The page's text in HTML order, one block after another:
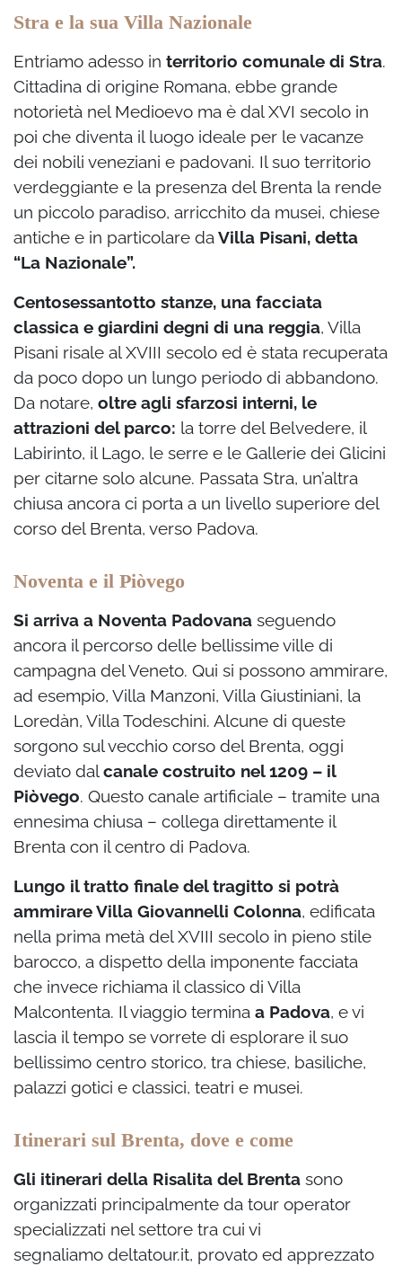
Stra e la sua Villa Nazionale
Entriamo adesso in territorio comunale di Stra.
Cittadina di origine Romana, ebbe grande
notorietà nel Medioevo ma è dal XVI secolo in
poi che diventa il luogo ideale per le vacanze
dei nobili veneziani e padovani. Il suo territorio
verdeggiante e la presenza del Brenta la rende
un piccolo paradiso, arricchito da musei, chiese
antiche e in particolare da Villa Pisani, detta
“La Nazionale”.
Centosessantotto stanze, una facciata
classica e giardini degni di una reggia, Villa
Pisani risale al XVIII secolo ed è stata recuperata
da poco dopo un lungo periodo di abbandono.
Da notare, oltre agli sfarzosi interni, le
attrazioni del parco: la torre del Belvedere, il
Labirinto, il Lago, le serre e le Gallerie dei Glicini
per citarne solo alcune. Passata Stra, un’altra
chiusa ancora ci porta a un livello superiore del
corso del Brenta, verso Padova.
Noventa e il Piòvego
Si arriva a Noventa Padovana seguendo
ancora il percorso delle bellissime ville di
campagna del Veneto. Qui si possono ammirare,
ad esempio, Villa Manzoni, Villa Giustiniani, la
Loredàn, Villa Todeschini. Alcune di queste
sorgono sul vecchio corso del Brenta, oggi
deviato dalcanale costruito nel 1209 – il
Piòvego. Questo canale artificiale – tramite una
ennesima chiusa – collega direttamente il
Brenta con il centro di Padova.
Lungo il tratto finale del tragitto si potrà
ammirare Villa Giovannelli Colonna, edificata
nella prima metà del XVIII secolo in pieno stile
barocco, a dispetto della imponente facciata
che invece richiama il classico di Villa
Malcontenta. Il viaggio termina a Padova, e vi
lascia il tempo se vorrete di esplorare il suo
bellissimo centro storico, tra chiese, basiliche,
palazzi gotici e classici, teatri e musei.
Itinerari sul Brenta, dove e come
Gli itinerari della Risalita del Brenta sono
organizzati principalmente da tour operator
specializzati nel settore tra cui vi
segnaliamo deltatour.it, provato ed apprezzato